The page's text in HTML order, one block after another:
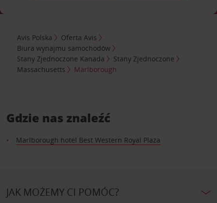
Avis Polska
Oferta Avis
Biura wynajmu samochodów
Stany Zjednoczone Kanada
Stany Zjednoczone
Massachusetts
Marlborough
Gdzie nas znaleźć
Marlborough hotel Best Western Royal Plaza
JAK MOŻEMY CI POMÓC?